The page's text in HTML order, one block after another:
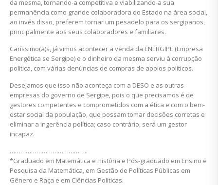
da mesma, tornando-a competitiva e viabilizando-a sua
permanência como grande colaboradora do Estado na área social,
ao invés disso, preferem tornar um pesadelo para os sergipanos,
principalmente aos seus colaboradores e familiares.
Caríssimo(a)s, já vimos acontecer a venda da ENERGIPE (Empresa
Energética se Sergipe) e o dinheiro da mesma serviu à corrupção
política, com várias denúncias de compras de apoios políticos.
Desejamos que isso não aconteça com a DESO e as outras
empresas do governo de Sergipe, pois o que precisamos é de
gestores competentes e comprometidos com a ética e com o bem-
estar social da população, que possam tomar decisões corretas e
eliminar a ingerência política; caso contrário, será um gestor
incapaz.
……………………………………..
*Graduado em Matemática e História e Pós-graduado em Ensino e
Pesquisa da Matemática, em Gestão de Políticas Públicas em
Gênero e Raça e em Ciências Políticas.